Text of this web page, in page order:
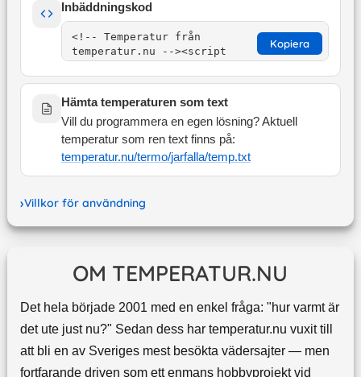
Inbäddningskod
Kopiera
Hämta temperaturen som text
Vill du programmera en egen lösning? Aktuell
temperatur som ren text finns på:
temperatur.nu/termo/jarfalla/temp.txt
Villkor för användning
OM TEMPERATUR.NU
Det hela började 2001 med en enkel fråga: "hur varmt är
det ute just nu?" Sedan dess har temperatur.nu vuxit till
att bli en av Sveriges mest besökta vädersajter — men
fortfarande driven som ett enmans hobbyprojekt vid